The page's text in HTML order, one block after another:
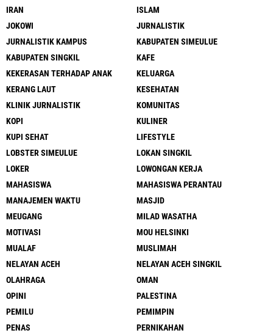
IRAN
ISLAM
JOKOWI
JURNALISTIK
JURNALISTIK KAMPUS
KABUPATEN SIMEULUE
KABUPATEN SINGKIL
KAFE
KEKERASAN TERHADAP ANAK
KELUARGA
KERANG LAUT
KESEHATAN
KLINIK JURNALISTIK
KOMUNITAS
KOPI
KULINER
KUPI SEHAT
LIFESTYLE
LOBSTER SIMEULUE
LOKAN SINGKIL
LOKER
LOWONGAN KERJA
MAHASISWA
MAHASISWA PERANTAU
MANAJEMEN WAKTU
MASJID
MEUGANG
MILAD WASATHA
MOTIVASI
MOU HELSINKI
MUALAF
MUSLIMAH
NELAYAN ACEH
NELAYAN ACEH SINGKIL
OLAHRAGA
OMAN
OPINI
PALESTINA
PEMILU
PEMIMPIN
PENAS
PERNIKAHAN